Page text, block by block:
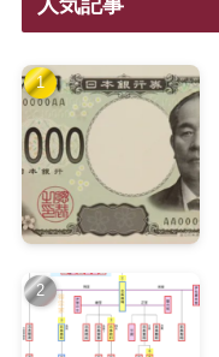
人気記事